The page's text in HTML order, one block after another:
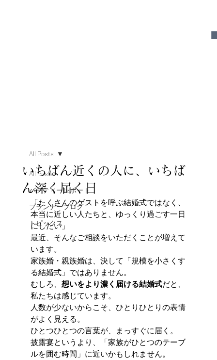
All Posts
パーティーレポート
プランナーブログ
トピックス
All Posts
いちばん近くの人に、いちば
ん深く届く日
「たくさんのゲストを呼ぶ結婚式ではなく、
本当に近しい人たちと、ゆっくり過ごす一日
にしたい」
最近、そんなご相談をいただくことが増えて
います。
家族婚・親族婚は、決して「規模を小さくす
る結婚式」ではありません。
むしろ、 想いをより濃く届ける結婚式だと、
私たちは感じています。
人数が少ないからこそ、ひとりひとりの表情
がよく見える。
ひとつひとつの言葉が、まっすぐに届く。
披露宴というより、「家族がひとつのテーブ
ルを囲む時間」に近いかもしれません。